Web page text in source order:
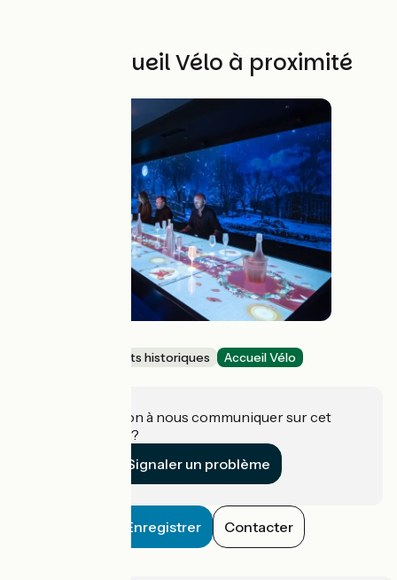
Autres Accueil Vélo à proximité
Sites et monuments historiques Accueil Vélo
Une information à nous communiquer sur cet
établissement ?
Signaler un problème
Enregistrer Contacter